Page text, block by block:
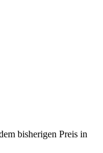
bisherigen Preis in